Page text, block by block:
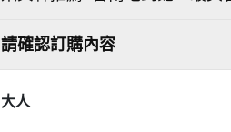
請確認訂購內容
大人